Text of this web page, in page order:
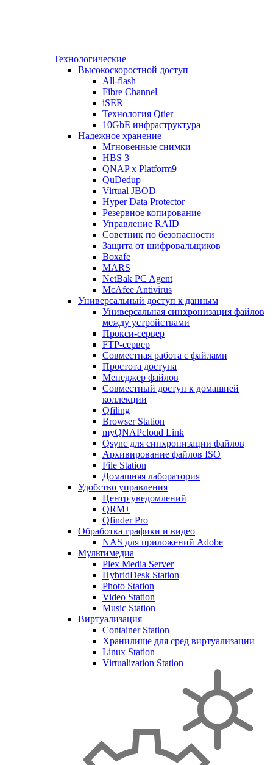
Технологические
Высокоскоростной доступ
All-flash
Fibre Channel
iSER
Технология Qtier
10GbE инфраструктура
Надежное хранение
Мгновенные снимки
HBS 3
QNAP x Platform9
QuDedup
Virtual JBOD
Hyper Data Protector
Резервное копирование
Управление RAID
Советник по безопасности
Защита от шифровальщиков
Boxafe
MARS
NetBak PC Agent
McAfee Antivirus
Универсальный доступ к данным
Универсальная синхронизация файлов
между устройствами
Прокси-сервер
FTP-сервер
Совместная работа с файлами
Простота доступа
Менеджер файлов
Совместный доступ к домашней
коллекции
Qfiling
Browser Station
myQNAPcloud Link
Qsync для синхронизации файлов
Архивирование файлов ISO
File Station
Домашняя лаборатория
Удобство управления
Центр уведомлений
QRM+
Qfinder Pro
Обработка графики и видео
NAS для приложений Adobe
Мультимедиа
Plex Media Server
HybridDesk Station
Photo Station
Video Station
Music Station
Виртуализация
Container Station
Хранилище для сред виртуализации
Linux Station
Virtualization Station